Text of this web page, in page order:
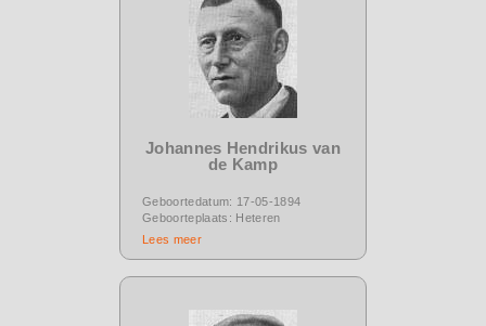
Johannes Hendrikus van
de Kamp
Geboortedatum: 17-05-1894
Geboorteplaats: Heteren
Lees meer